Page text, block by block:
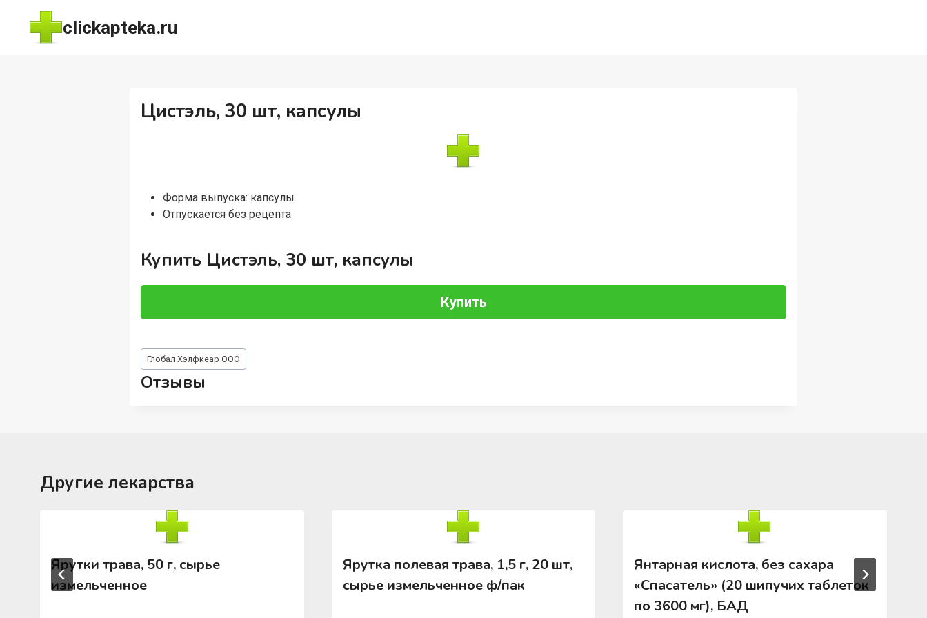
Перейти
содержимому
clickapteka.ru
Цистэль, 30 шт, капсулы
Форма выпуска: капсулы
Отпускается без рецепта
Купить Цистэль, 30 шт, капсулы
Купить
Метки
записи:
Глобал Хэлфкеар ООО
Отзывы
Другие лекарства
Ярутки трава, 50 г, сырье
измельченное
Ярутка полевая трава, 1,5 г, 20 шт,
сырье измельченное ф/пак
Янтарная кислота, без сахара
«Спасатель» (20 шипучих таблеток
по 3600 мг), БАД